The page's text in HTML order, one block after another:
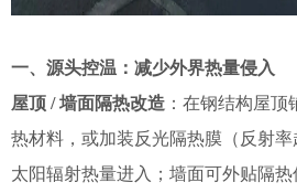
一、源头控温：减少外界热量侵入
屋顶 / 墙面隔热改造 ：在钢结构屋顶
热材料，或加装反光隔热膜（反射
太阳辐射热量进入；墙面可外贴隔